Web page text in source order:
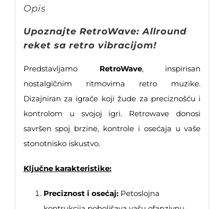
Opis
Upoznajte RetroWave: Allround
reket sa retro vibracijom!
Predstavljamo RetroWave, inspirisan
nostalgičnim ritmovima retro muzike.
Dizajniran za igrače koji žude za preciznošću i
kontrolom u svojoj igri. Retrowave donosi
savršen spoj brzine, kontrole i osećaja u vaše
stonotnisko iskustvo.
Ključne karakteristike:
Preciznost i osećaj: Petoslojna